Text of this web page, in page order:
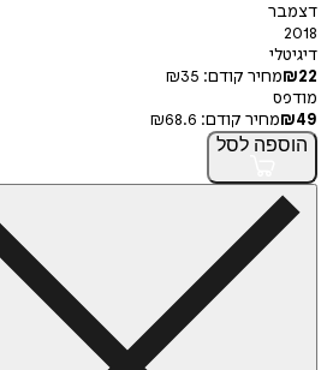
דצמבר
2018
דיגיטלי
₪22 מחיר קודם: ₪35
מודפס
₪49 מחיר קודם: ₪68.6
הוספה לסל